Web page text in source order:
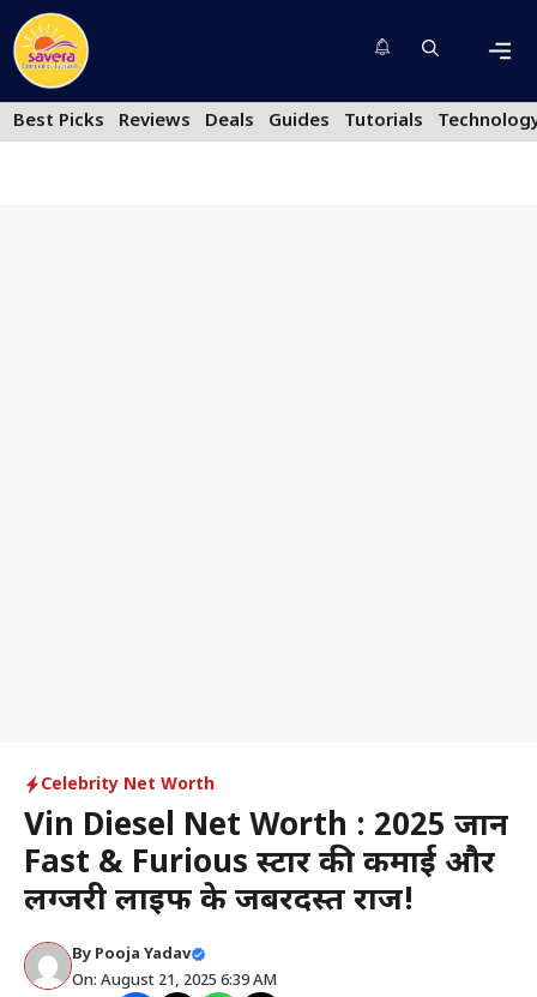
Skip
to
content
Best Picks
Reviews Deals Guides Tutorials
Celebrity Net Worth
Vin Diesel Net Worth : 2025 जानें
Fast & Furious स्टार की कमाई और
लग्जरी लाइफ के जबरदस्त राज!
By Pooja Yadav
On: August 21, 2025 6:39 AM